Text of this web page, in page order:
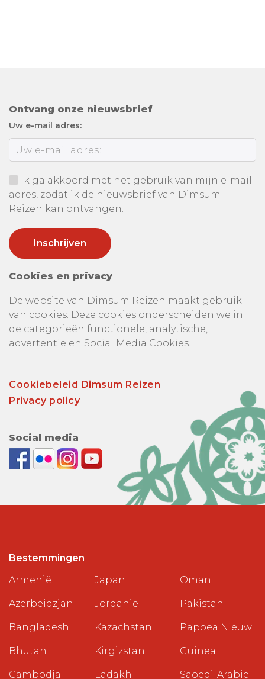
Ontvang onze nieuwsbrief
Uw e-mail adres:
Ik ga akkoord met het gebruik van mijn e-mail
adres, zodat ik de nieuwsbrief van Dimsum
Reizen kan ontvangen.
Cookies en privacy
De website van Dimsum Reizen maakt gebruik
van cookies. Deze cookies onderscheiden we in
de categorieën functionele, analytische,
advertentie en Social Media Cookies.
Cookiebeleid Dimsum Reizen
Privacy policy
Social media
Bestemmingen
Armenië
Azerbeidzjan
Bangladesh
Bhutan
Cambodja
Japan
Jordanië
Kazachstan
Kirgizstan
Ladakh
Oman
Pakistan
Papoea Nieuw
Guinea
Saoedi-Arabië